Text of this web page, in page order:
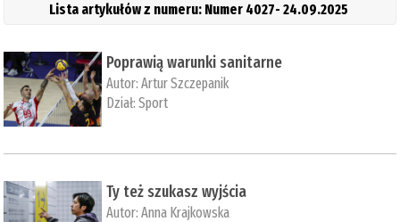
Lista artykułów z numeru: Numer 4027- 24.09.2025
Poprawią warunki sanitarne
Autor:Artur Szczepanik
Dział:Sport
Ty też szukasz wyjścia
Autor:Anna Krajkowska